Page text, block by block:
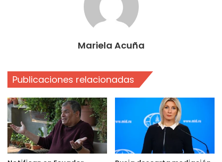
Mariela Acuña
Publicaciones relacionadas